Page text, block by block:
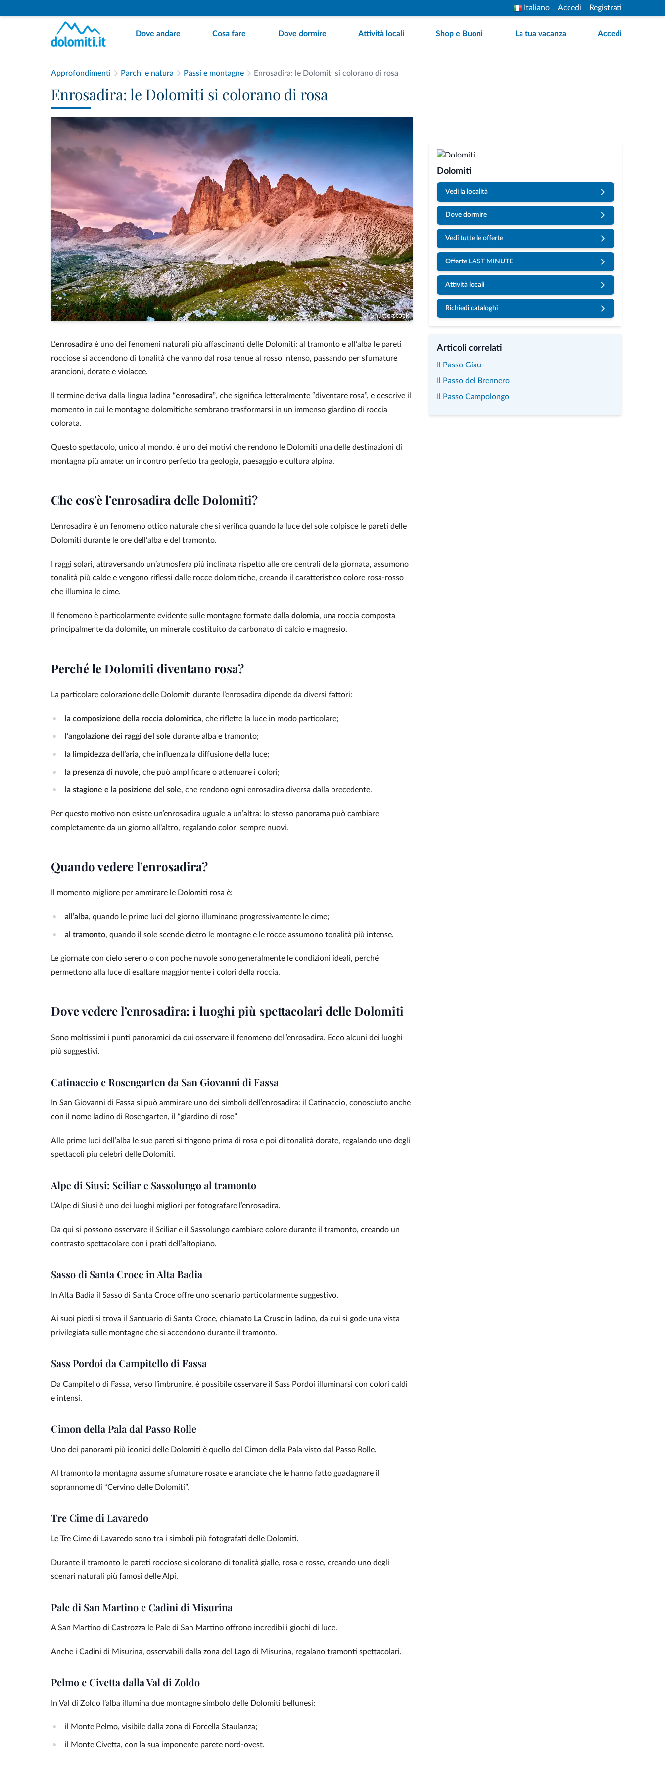
Italiano Accedi Registrati
Dove andare Cosa fare Dove dormire Attività locali Shop e Buoni La tua vacanza Accedi
Approfondimenti Parchi e natura Passi e montagne Enrosadira: le Dolomiti si colorano di rosa
Enrosadira: le Dolomiti si colorano di rosa
© Shutterstock
L’enrosadira è uno dei fenomeni naturali più affascinanti delle Dolomiti: al tramonto e all’alba le pareti
rocciose si accendono di tonalità che vanno dal rosa tenue al rosso intenso, passando per sfumature
arancioni, dorate e violacee.
Il termine deriva dalla lingua ladina “enrosadìra”, che significa letteralmente “diventare rosa”, e descrive il
momento in cui le montagne dolomitiche sembrano trasformarsi in un immenso giardino di roccia
colorata.
Questo spettacolo, unico al mondo, è uno dei motivi che rendono le Dolomiti una delle destinazioni di
montagna più amate: un incontro perfetto tra geologia, paesaggio e cultura alpina.
Che cos’è l’enrosadira delle Dolomiti?
L’enrosadira è un fenomeno ottico naturale che si verifica quando la luce del sole colpisce le pareti delle
Dolomiti durante le ore dell’alba e del tramonto.
I raggi solari, attraversando un’atmosfera più inclinata rispetto alle ore centrali della giornata, assumono
tonalità più calde e vengono riflessi dalle rocce dolomitiche, creando il caratteristico colore rosa-rosso
che illumina le cime.
Il fenomeno è particolarmente evidente sulle montagne formate dalla dolomia, una roccia composta
principalmente da dolomite, un minerale costituito da carbonato di calcio e magnesio.
Perché le Dolomiti diventano rosa?
La particolare colorazione delle Dolomiti durante l’enrosadira dipende da diversi fattori:
la composizione della roccia dolomitica, che riflette la luce in modo particolare;
l’angolazione dei raggi del sole durante alba e tramonto;
la limpidezza dell’aria, che influenza la diffusione della luce;
la presenza di nuvole, che può amplificare o attenuare i colori;
la stagione e la posizione del sole, che rendono ogni enrosadira diversa dalla precedente.
Per questo motivo non esiste un’enrosadira uguale a un’altra: lo stesso panorama può cambiare
completamente da un giorno all’altro, regalando colori sempre nuovi.
Quando vedere l’enrosadira?
Il momento migliore per ammirare le Dolomiti rosa è:
all’alba, quando le prime luci del giorno illuminano progressivamente le cime;
al tramonto, quando il sole scende dietro le montagne e le rocce assumono tonalità più intense.
Le giornate con cielo sereno o con poche nuvole sono generalmente le condizioni ideali, perché
permettono alla luce di esaltare maggiormente i colori della roccia.
Dove vedere l’enrosadira: i luoghi più spettacolari delle Dolomiti
Sono moltissimi i punti panoramici da cui osservare il fenomeno dell’enrosadira. Ecco alcuni dei luoghi
più suggestivi.
Catinaccio e Rosengarten da San Giovanni di Fassa
In San Giovanni di Fassa si può ammirare uno dei simboli dell’enrosadira: il Catinaccio, conosciuto anche
con il nome ladino di Rosengarten, il “giardino di rose”.
Alle prime luci dell’alba le sue pareti si tingono prima di rosa e poi di tonalità dorate, regalando uno degli
spettacoli più celebri delle Dolomiti.
Alpe di Siusi: Sciliar e Sassolungo al tramonto
L’Alpe di Siusi è uno dei luoghi migliori per fotografare l’enrosadira.
Da qui si possono osservare il Sciliar e il Sassolungo cambiare colore durante il tramonto, creando un
contrasto spettacolare con i prati dell’altopiano.
Sasso di Santa Croce in Alta Badia
In Alta Badia il Sasso di Santa Croce offre uno scenario particolarmente suggestivo.
Ai suoi piedi si trova il Santuario di Santa Croce, chiamato La Crusc in ladino, da cui si gode una vista
privilegiata sulle montagne che si accendono durante il tramonto.
Sass Pordoi da Campitello di Fassa
Da Campitello di Fassa, verso l’imbrunire, è possibile osservare il Sass Pordoi illuminarsi con colori caldi
e intensi.
Cimon della Pala dal Passo Rolle
Uno dei panorami più iconici delle Dolomiti è quello del Cimon della Pala visto dal Passo Rolle.
Al tramonto la montagna assume sfumature rosate e aranciate che le hanno fatto guadagnare il
soprannome di “Cervino delle Dolomiti”.
Tre Cime di Lavaredo
Le Tre Cime di Lavaredo sono tra i simboli più fotografati delle Dolomiti.
Durante il tramonto le pareti rocciose si colorano di tonalità gialle, rosa e rosse, creando uno degli
scenari naturali più famosi delle Alpi.
Pale di San Martino e Cadini di Misurina
A San Martino di Castrozza le Pale di San Martino offrono incredibili giochi di luce.
Anche i Cadini di Misurina, osservabili dalla zona del Lago di Misurina, regalano tramonti spettacolari.
Pelmo e Civetta dalla Val di Zoldo
In Val di Zoldo l’alba illumina due montagne simbolo delle Dolomiti bellunesi:
il Monte Pelmo, visibile dalla zona di Forcella Staulanza;
il Monte Civetta, con la sua imponente parete nord-ovest.
Dolomiti
Vedi la località
Dove dormire
Vedi tutte le offerte
Offerte LAST MINUTE
Attività locali
Richiedi cataloghi
Articoli correlati
Il Passo Giau
Il Passo del Brennero
Il Passo Campolongo